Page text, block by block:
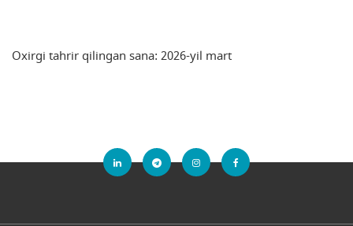
Oxirgi tahrir qilingan sana: 2026-yil mart